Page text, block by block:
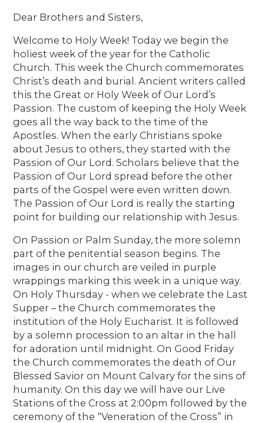
Dear Brothers and Sisters,
Welcome to Holy Week! Today we begin the
holiest week of the year for the Catholic
Church. This week the Church commemorates
Christ’s death and burial. Ancient writers called
this the Great or Holy Week of Our Lord’s
Passion. The custom of keeping the Holy Week
goes all the way back to the time of the
Apostles. When the early Christians spoke
about Jesus to others, they started with the
Passion of Our Lord. Scholars believe that the
Passion of Our Lord spread before the other
parts of the Gospel were even written down.
The Passion of Our Lord is really the starting
point for building our relationship with Jesus.
On Passion or Palm Sunday, the more solemn
part of the penitential season begins. The
images in our church are veiled in purple
wrappings marking this week in a unique way.
On Holy Thursday - when we celebrate the Last
Supper – the Church commemorates the
institution of the Holy Eucharist. It is followed
by a solemn procession to an altar in the hall
for adoration until midnight. On Good Friday
the Church commemorates the death of Our
Blessed Savior on Mount Calvary for the sins of
humanity. On this day we will have our Live
Stations of the Cross at 2:00pm followed by the
ceremony of the “Veneration of the Cross” in